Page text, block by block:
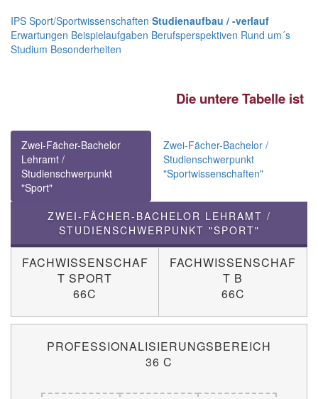
IPS Sport/Sportwissenschaften Studienaufbau / -verlauf
Erwartungen Beispielaufgaben Berufsperspektiven Rund um´s
Studium Besonderheiten
Die untere Tabelle ist
Anklicken bestimmter
nähere
Zwei-Fächer-Bachelor
Lehramt /
Studienschwerpunkt
"Sport"
Zwei-Fächer-Bachelor /
Studienschwerpunkt
"Sportwissenschaften"
ZWEI-FÄCHER-BACHELOR LEHRAMT /
STUDIENSCHWERPUNKT "SPORT"
FACHWISSENSCHAF
T SPORT
66C
FACHWISSENSCHAF
T B
66C
PROFESSIONALISIERUNGSBEREICH
36 C